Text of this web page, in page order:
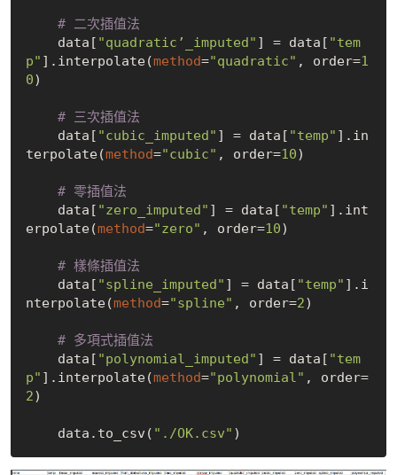
    # 二次插值法
    data[
"quadratic’_imputed" ] = data[ "tem
p" ].interpolate(method="quadratic" , order=1
0)
    # 三次插值法
    data[
"cubic_imputed" ] = data[ "temp" ].in
terpolate(method="cubic" , order=10)
    # 零插值法
    data[
"zero_imputed" ] = data[ "temp" ].int
erpolate(method="zero" , order=10)
    # 樣條插值法
    data[
"spline_imputed" ] = data[ "temp" ].i
nterpolate(method="spline" , order=2)
    # 多項式插值法
    data[
"polynomial_imputed" ] = data[ "tem
p" ].interpolate(method="polynomial" , order=
2)
    data.to_csv(
"./OK.csv"